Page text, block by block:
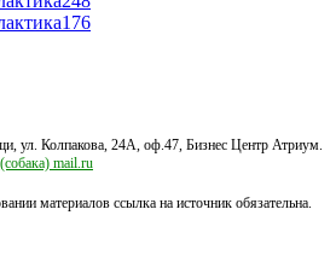
176
ул. Колпакова, 24А, оф.47, Бизнес Центр Атриум.
mail.ru
материалов ссылка на источник обязательна.